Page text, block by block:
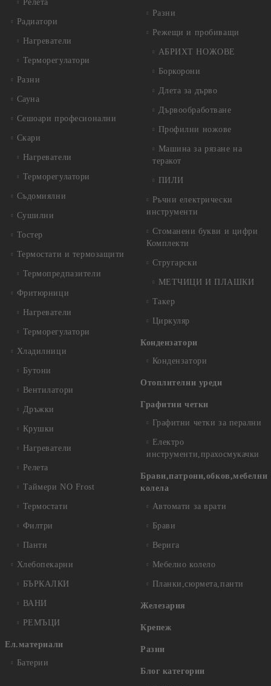
Релета
Радиатори
Нагреватели
Терморегулатори
Разни
Сауна
Сешоари професионални
Скари
Нагреватели
Терморегулатори
Съдомиялни
Сушилни
Тостер
Термостати и термозащити
Термопредпазители
Фритюрници
Нагреватели
Терморегулатори
Хладилници
Бутони
Вентилатори
Дръжки
Крушки
Нагреватели
Релета
Таймери NO Frost
Термостати
Филтри
Панти
Хлебопекарни
БЪРКАЛКИ
ВАНИ
РЕМЪЦИ
Ел.материали
Батерии
Разни
Режещи и пробиващи
АБРИХТ НОЖОВЕ
Боркорони
Длета за дърво
Дървообработване
Профилни ножове
Машина за рязане на
теракот
ПИЛИ
Ръчни електрически
инструменти
Стоманени букви и цифри
Комплекти
Стругарски
МЕТЧИЦИ И ПЛАШКИ
Такер
Циркуляр
Кондензатори
Кондензатори
Отоплителни уреди
Графитни четки
Графитни четки за перални
Електро
инструменти,прахосмукачки
Брави,патрони,обков,мебелни
колела
Автомати за врати
Брави
Верига
Мебелно колело
Планки,сюрмета,панти
Железария
Крепеж
Разни
Блог категории